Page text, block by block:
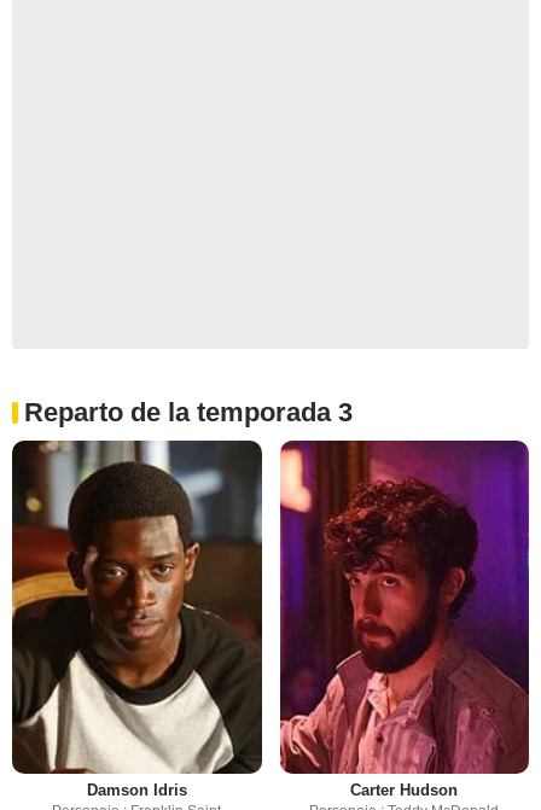
Reparto de la temporada 3
Damson Idris Carter Hudson